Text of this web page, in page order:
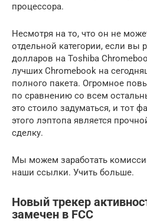
процессора.
Несмотря на то, что он не
отдельной категории, если вы
долларов на Toshiba
лучших Chromebook на
полного пакета. Огромное
по сравнению со всем
это стоило задуматься, и тот
этого лэптопа является
сделку.
Мы можем заработать
наши ссылки. Учить больше.
Новый трекер
замечен в FCC